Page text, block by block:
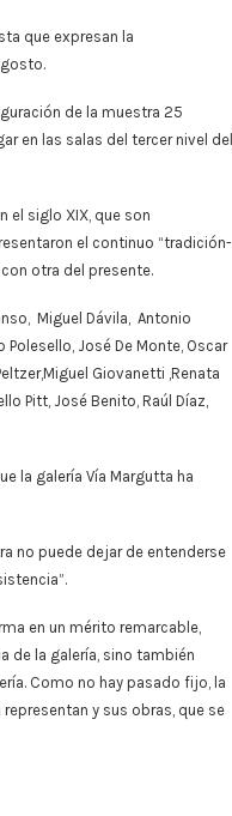
que expresan la
de la muestra 25
en las salas del tercer nivel del
el siglo XIX, que son
el continuo “tradición-
otra del presente.
Miguel Dávila, Antonio
Polesello, José De Monte, Oscar
Giovanetti ,Renata
Pitt, José Benito, Raúl Díaz,
la galería Vía Margutta ha
no puede dejar de entenderse
en un mérito remarcable,
de la galería, sino también
Como no hay pasado fijo, la
y sus obras, que se